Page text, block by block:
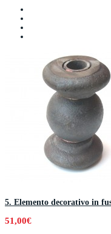
5. Elemento decorativo in
51,00€